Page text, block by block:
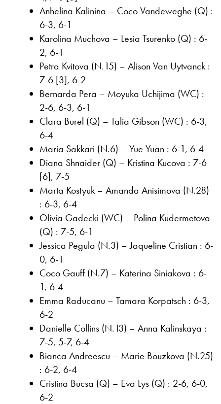
Anhelina Kalinina – Coco Vandeweghe (Q) :
6-3, 6-1
Karolina Muchova – Lesia Tsurenko (Q) : 6-
2, 6-1
Petra Kvitova (N.15) – Alison Van Uytvanck :
7-6 [3], 6-2
Bernarda Pera – Moyuka Uchijima (WC) :
2-6, 6-3, 6-1
Clara Burel (Q) – Talia Gibson (WC) : 6-3,
6-4
Maria Sakkari (N.6) – Yue Yuan : 6-1, 6-4
Diana Shnaider (Q) – Kristina Kucova : 7-6
[6], 7-5
Marta Kostyuk – Amanda Anisimova (N.28)
: 6-3, 6-4
Olivia Gadecki (WC) – Polina Kudermetova
(Q) : 7-5, 6-1
Jessica Pegula (N.3) – Jaqueline Cristian : 6-
0, 6-1
Coco Gauff (N.7) – Katerina Siniakova : 6-
1, 6-4
Emma Raducanu – Tamara Korpatsch : 6-3,
6-2
Danielle Collins (N.13) – Anna Kalinskaya :
7-5, 5-7, 6-4
Bianca Andreescu – Marie Bouzkova (N.25)
: 6-2, 6-4
Cristina Bucsa (Q) – Eva Lys (Q) : 2-6, 6-0,
6-2